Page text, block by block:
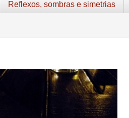
Reflexos, sombras e simetrias